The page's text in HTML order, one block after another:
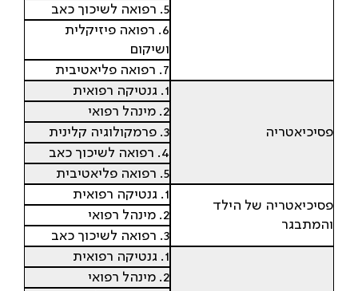
5. רפואה לשיכוך כאב
6. רפואה פיזיקלית
ושיקום
7. רפואה פליאטיבית
פסיכיאטריה
1. גנטיקה רפואית
2. מינהל רפואי
3. פרמקולוגיה קלינית
4. רפואה לשיכוך כאב
5. רפואה פליאטיבית
פסיכיאטריה של הילד
והמתבגר
1. גנטיקה רפואית
2. מינהל רפואי
3. רפואה לשיכוך כאב
1. גנטיקה רפואית
2. מינהל רפואי